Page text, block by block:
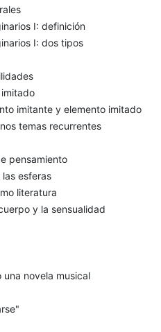
I: definición
I: dos tipos
imitante y elemento imitado
temas recurrentes
pensamiento
esferas
literatura
y la sensualidad
una novela musical